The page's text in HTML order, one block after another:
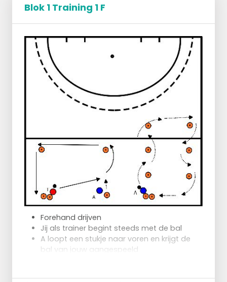
Blok 1 Training 1 F
Forehand drijven
Jij als trainer begint steeds met de bal
A loopt een stukje naar voren en krijgt de
bal van jouw aangespeeld